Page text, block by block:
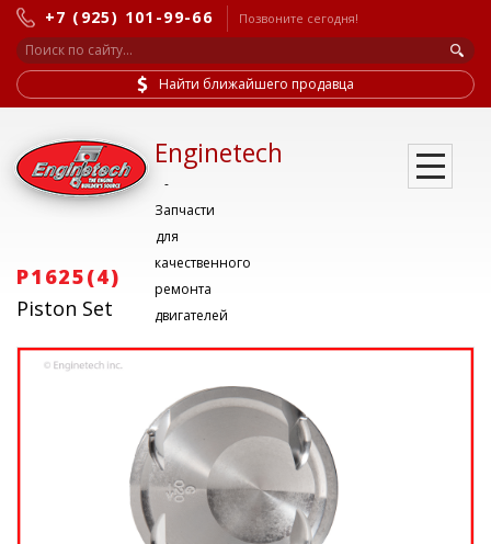
+7 (925) 101-99-66 Позвоните сегодня!
Найти ближайшего продавца
Enginetech
-
Запчасти
для
качественного
ремонта
двигателей
P1625(4)
Piston Set